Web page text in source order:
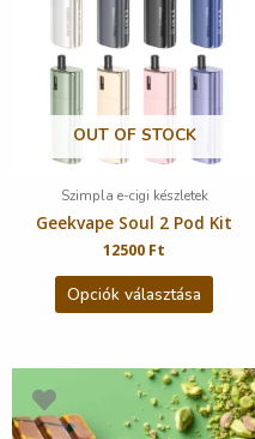
OUT OF STOCK
Szimpla e-cigi készletek
Geekvape Soul 2 Pod Kit
12500 Ft
Opciók választása